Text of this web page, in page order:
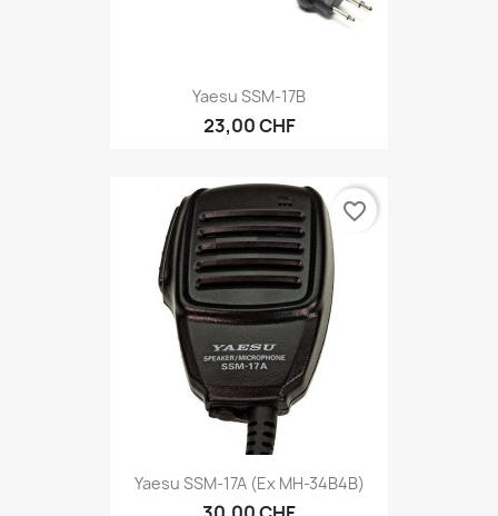
Yaesu SSM-17B
23,00 CHF
Yaesu SSM-17A (ex MH-34B4B)
favorite_border